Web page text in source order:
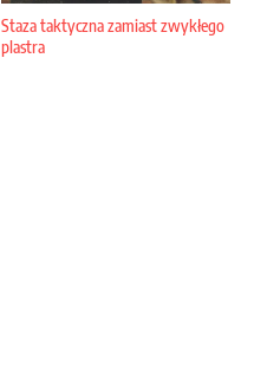
Staza taktyczna zamiast zwykłego
plastra